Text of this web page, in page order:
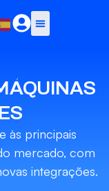
às principais
mercado, com
integrações.